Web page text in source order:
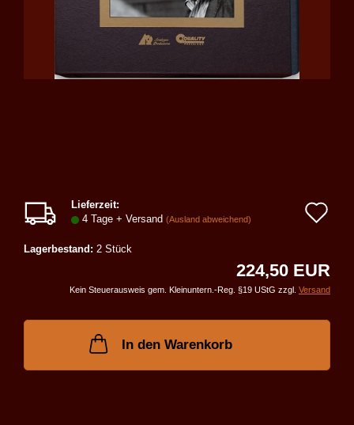
Lieferzeit:
4 Tage + Versand (Ausland abweichend)
Lagerbestand: 2 Stück
224,50 EUR
Kein Steuerausweis gem. Kleinuntern.-Reg. §19 UStG zzgl. Versand
In den Warenkorb